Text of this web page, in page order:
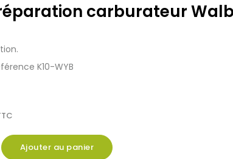
carburateur
K10-WYB
Ajouter au panier